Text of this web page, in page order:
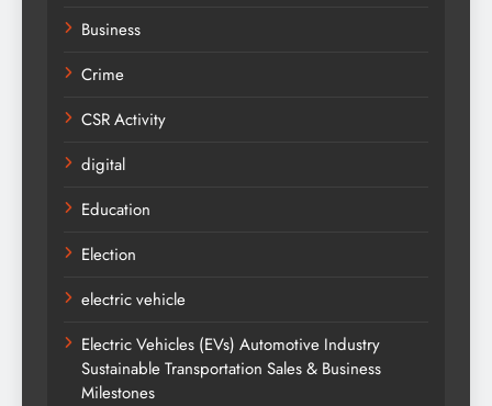
Business
Crime
CSR Activity
digital
Education
Election
electric vehicle
Electric Vehicles (EVs) Automotive Industry
Sustainable Transportation Sales & Business
Milestones